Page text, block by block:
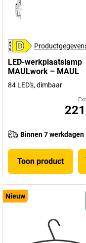
LED-werkplaatslamp
MAULwork – MAUL
84 LED's, dimbaar
Binnen 7 werkdagen
Toon product
Nieuw